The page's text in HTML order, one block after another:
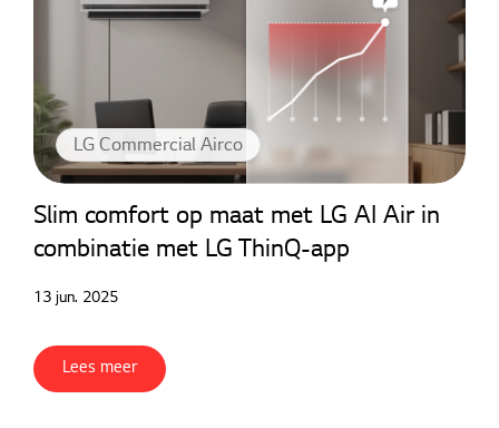
LG Commercial Airco
Slim comfort op maat met LG AI Air in
combinatie met LG ThinQ-app
13 jun. 2025
Lees meer